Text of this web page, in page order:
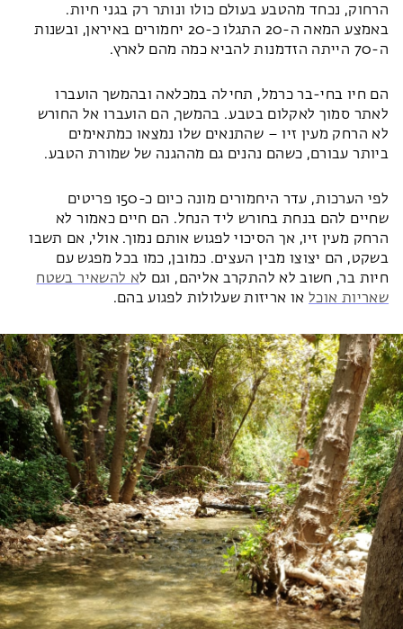
הרחוק, נכחד מהטבע בעולם כולו ונותר רק בגני חיות.
באמצע המאה ה-20 התגלו כ-20 יחמורים באיראן, ובשנות
ה-70 הייתה הזדמנות להביא כמה מהם לארץ.
הם חיו בחי-בר כרמל, תחילה במכלאה ובהמשך הועברו
לאתר סמוך לאקלום בטבע. בהמשך, הם הועברו אל החורש
לא הרחק מעין זיו – שהתנאים שלו נמצאו כמתאימים
ביותר עבורם, כשהם נהנים גם מההגנה של שמורת הטבע.
לפי הערכות, עדר היחמורים מונה כיום כ-150 פריטים
שחיים להם בנחת בחורש ליד הנחל. הם חיים כאמור לא
הרחק מעין זיו, אך הסיכוי לפגוש אותם נמוך. אולי, אם תשבו
בשקט, הם יצוצו מבין העצים. כמובן, כמו בכל מפגש עם
חיות בר, חשוב לא להתקרב אליהם, וגם לא להשאיר בשטח
שאריות אוכלאו אריזות שעלולות לפגוע בהם.